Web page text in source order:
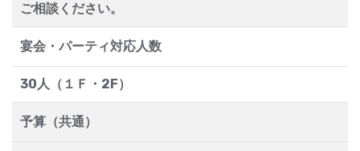
ご相談ください。
宴会・パーティ対応人数
30人（１Ｆ・2F）
予算（共通）